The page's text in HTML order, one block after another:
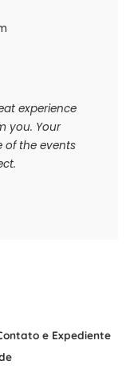
experience
you. Your
of the events
e Expediente